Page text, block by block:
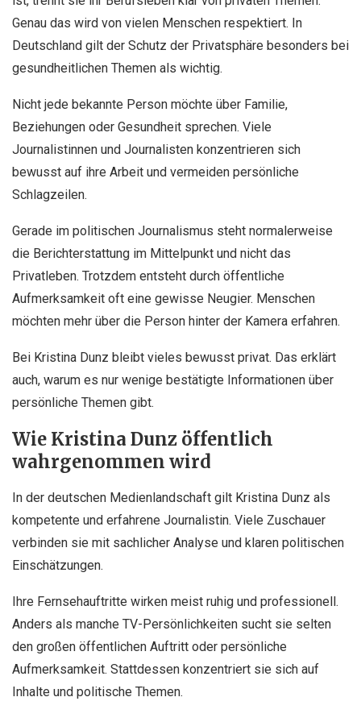
Genau das wird von vielen Menschen respektiert. In
Deutschland gilt der Schutz der Privatsphäre besonders bei
gesundheitlichen Themen als wichtig.
Nicht jede bekannte Person möchte über Familie,
Beziehungen oder Gesundheit sprechen. Viele
Journalistinnen und Journalisten konzentrieren sich
bewusst auf ihre Arbeit und vermeiden persönliche
Schlagzeilen.
Gerade im politischen Journalismus steht normalerweise
die Berichterstattung im Mittelpunkt und nicht das
Privatleben. Trotzdem entsteht durch öffentliche
Aufmerksamkeit oft eine gewisse Neugier. Menschen
möchten mehr über die Person hinter der Kamera erfahren.
Bei Kristina Dunz bleibt vieles bewusst privat. Das erklärt
auch, warum es nur wenige bestätigte Informationen über
persönliche Themen gibt.
Wie Kristina Dunz öffentlich
wahrgenommen wird
In der deutschen Medienlandschaft gilt Kristina Dunz als
kompetente und erfahrene Journalistin. Viele Zuschauer
verbinden sie mit sachlicher Analyse und klaren politischen
Einschätzungen.
Ihre Fernsehauftritte wirken meist ruhig und professionell.
Anders als manche TV-Persönlichkeiten sucht sie selten
den großen öffentlichen Auftritt oder persönliche
Aufmerksamkeit. Stattdessen konzentriert sie sich auf
Inhalte und politische Themen.